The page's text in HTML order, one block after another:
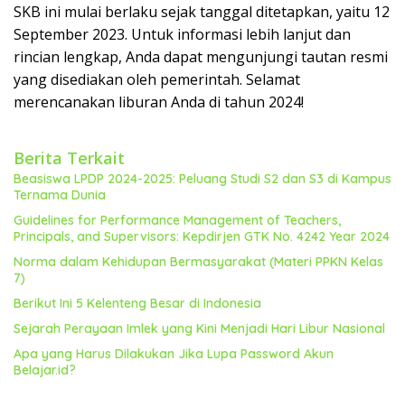
SKB ini mulai berlaku sejak tanggal ditetapkan, yaitu 12
September 2023. Untuk informasi lebih lanjut dan
rincian lengkap, Anda dapat mengunjungi tautan resmi
yang disediakan oleh pemerintah. Selamat
merencanakan liburan Anda di tahun 2024!
Berita Terkait
Beasiswa LPDP 2024-2025: Peluang Studi S2 dan S3 di Kampus
Ternama Dunia
Guidelines for Performance Management of Teachers,
Principals, and Supervisors: Kepdirjen GTK No. 4242 Year 2024
Norma dalam Kehidupan Bermasyarakat (Materi PPKN Kelas
7)
Berikut Ini 5 Kelenteng Besar di Indonesia
Sejarah Perayaan Imlek yang Kini Menjadi Hari Libur Nasional
Apa yang Harus Dilakukan Jika Lupa Password Akun
Belajar.id?